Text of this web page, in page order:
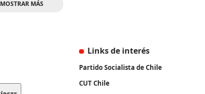
MOSTRAR MÁS
Links de interés
Partido Socialista de Chile
CUT Chile